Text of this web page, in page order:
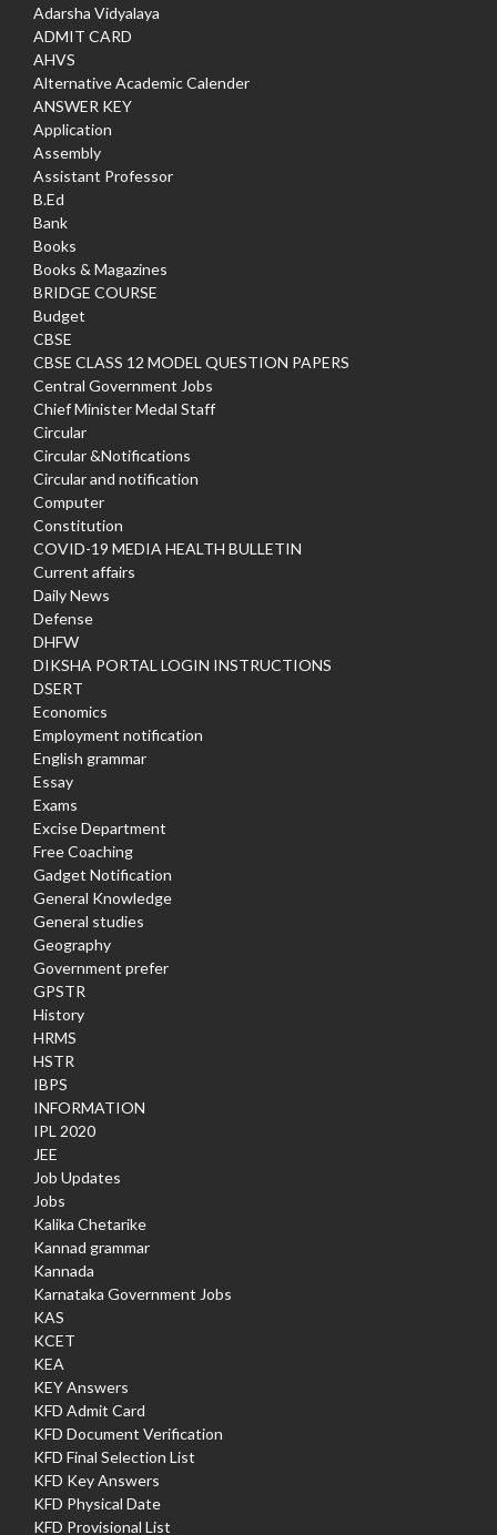
Adarsha Vidyalaya
ADMIT CARD
AHVS
Alternative Academic Calender
ANSWER KEY
Application
Assembly
Assistant Professor
B.Ed
Bank
Books
Books & Magazines
BRIDGE COURSE
Budget
CBSE
CBSE CLASS 12 MODEL QUESTION PAPERS
Central Government Jobs
Chief Minister Medal Staff
Circular
Circular &Notifications
Circular and notification
Computer
Constitution
COVID-19 MEDIA HEALTH BULLETIN
Current affairs
Daily News
Defense
DHFW
DIKSHA PORTAL LOGIN INSTRUCTIONS
DSERT
Economics
Employment notification
English grammar
Essay
Exams
Excise Department
Free Coaching
Gadget Notification
General Knowledge
General studies
Geography
Government prefer
GPSTR
History
HRMS
HSTR
IBPS
INFORMATION
IPL 2020
JEE
Job Updates
Jobs
Kalika Chetarike
Kannad grammar
Kannada
Karnataka Government Jobs
KAS
KCET
KEA
KEY Answers
KFD Admit Card
KFD Document Verification
KFD Final Selection List
KFD Key Answers
KFD Physical Date
KFD Provisional List